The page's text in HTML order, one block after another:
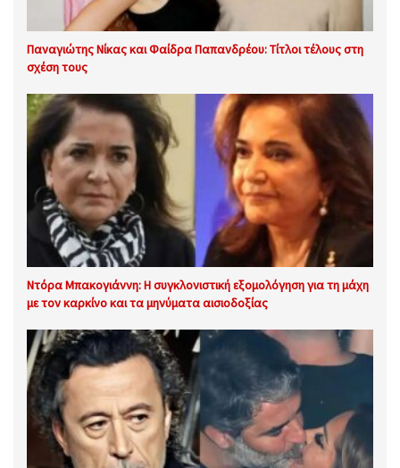
Παναγιώτης Νίκας και Φαίδρα Παπανδρέου: Τίτλοι τέλους στη
σχέση τους
Ντόρα Μπακογιάννη: Η συγκλονιστική εξομολόγηση για τη μάχη
με τον καρκίνο και τα μηνύματα αισιοδοξίας